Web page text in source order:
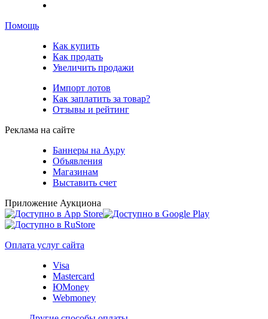
Помощь
Как купить
Как продать
Увеличить продажи
Импорт лотов
Как заплатить за товар?
Отзывы и рейтинг
Реклама на сайте
Баннеры на Ау.ру
Объявления
Магазинам
Выставить счет
Приложение Аукциона
Оплата услуг сайта
Visa
Mastercard
ЮMoney
Webmoney